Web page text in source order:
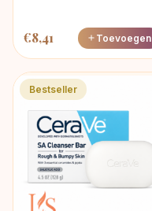
€8,41 Toevoegen
Bestseller